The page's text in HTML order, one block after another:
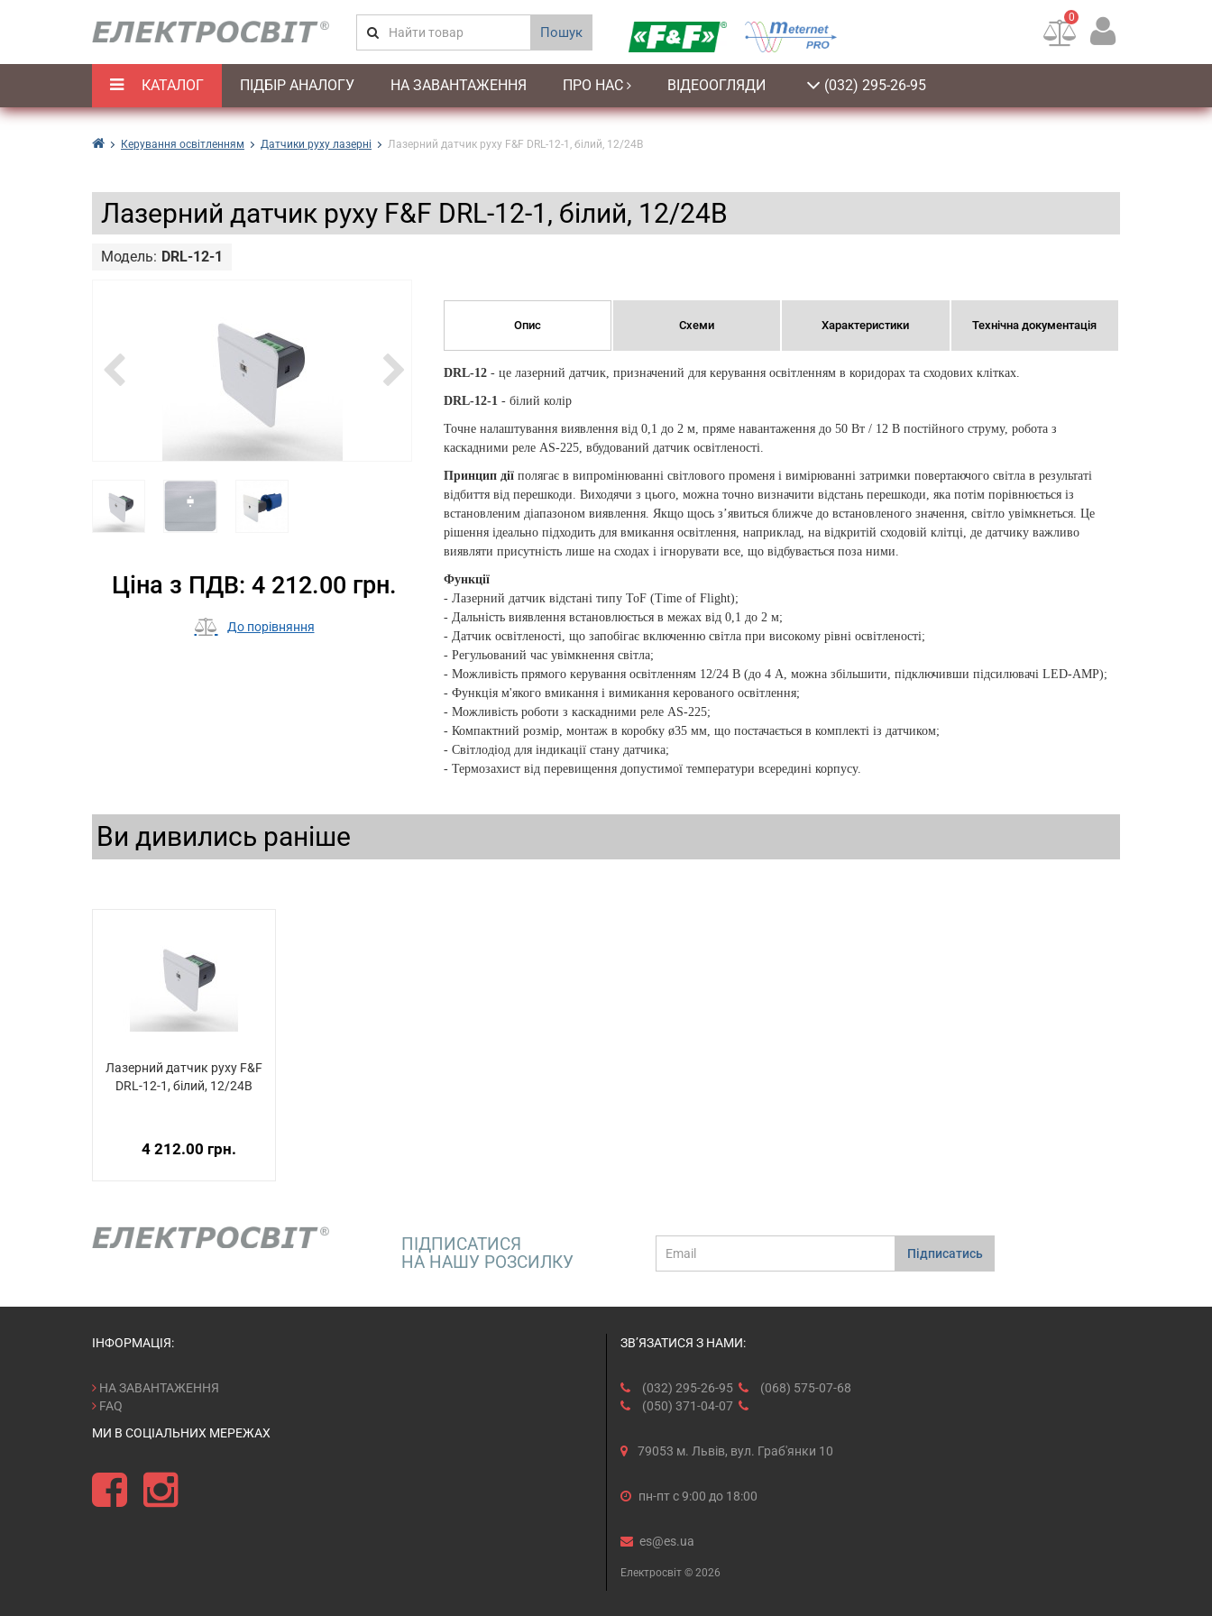
Пошук
0
КАТАЛОГ ПІДБІР АНАЛОГУ НА ЗАВАНТАЖЕННЯ ПРО НАС ВІДЕООГЛЯДИ (032) 295-26-95
Керування освітленням Датчики руху лазерні Лазерний датчик руху F&F DRL-12-1, білий, 12/24В
Лазерний датчик руху F&F DRL-12-1, білий, 12/24В
Модель: DRL-12-1
Ціна з ПДВ: 4 212.00 грн.
До порівняння
Опис Схеми Характеристики Технічна документація
DRL-12 - це лазерний датчик, призначений для керування освітленням в коридорах та сходових клітках.
DRL-12-1 - білий колір
Точне налаштування виявлення від 0,1 до 2 м, пряме навантаження до 50 Вт / 12 В постійного струму, робота з
каскадними реле AS-225, вбудований датчик освітленості.
Принцип дії полягає в випромінюванні світлового променя і вимірюванні затримки повертаючого світла в результаті
відбиття від перешкоди. Виходячи з цього, можна точно визначити відстань перешкоди, яка потім порівнюється із
встановленим діапазоном виявлення. Якщо щось з’явиться ближче до встановленого значення, світло увімкнеться. Це
рішення ідеально підходить для вмикання освітлення, наприклад, на відкритій сходовій клітці, де датчику важливо
виявляти присутність лише на сходах і ігнорувати все, що відбувається поза ними.
Функції
- Лазерний датчик відстані типу ToF (Time of Flight);
- Дальність виявлення встановлюється в межах від 0,1 до 2 м;
- Датчик освітленості, що запобігає включенню світла при високому рівні освітленості;
- Регульований час увімкнення світла;
- Можливість прямого керування освітленням 12/24 В (до 4 А, можна збільшити, підключивши підсилювачі LED-AMP);
- Функція м'якого вмикання і вимикання керованого освітлення;
- Можливість роботи з каскадними реле AS-225;
- Компактний розмір, монтаж в коробку ø35 мм, що постачається в комплекті із датчиком;
- Світлодіод для індикації стану датчика;
- Термозахист від перевищення допустимої температури всередині корпусу.
Ви дивились раніше
Лазерний датчик руху F&F
DRL-12-1, білий, 12/24В
4 212.00 грн.
ПІДПИСАТИСЯ
НА НАШУ РОЗСИЛКУ
mail
Підписатись
ІНФОРМАЦІЯ:
НА ЗАВАНТАЖЕННЯ
FAQ
МИ В СОЦІАЛЬНИХ МЕРЕЖАХ
ЗВ’ЯЗАТИСЯ З НАМИ:
(032) 295-26-95
(050) 371-04-07
(068) 575-07-68
79053 м. Львів, вул. Граб'янки 10
пн-пт с 9:00 до 18:00
es@es.ua
Електросвіт © 2026